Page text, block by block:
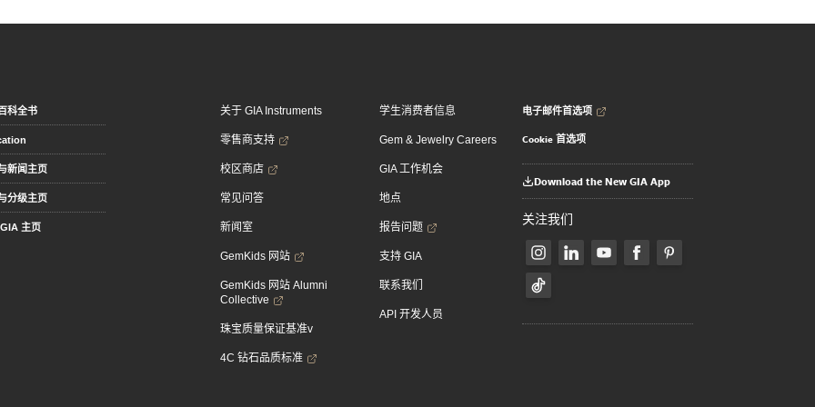
科全书
新闻主页
分级主页
主页
关于 GIA Instruments
零售商支持
校区商店
常见问答
新闻室
GemKids 网站
GemKids 网站 Alumni
Collective
珠宝质量保证基准v
4C 钻石品质标准
学生消费者信息
Gem & Jewelry Careers
GIA 工作机会
地点
报告问题
支持 GIA
联系我们
API 开发人员
电子邮件首选项
Cookie 首选项
Download the New GIA App
关注我们